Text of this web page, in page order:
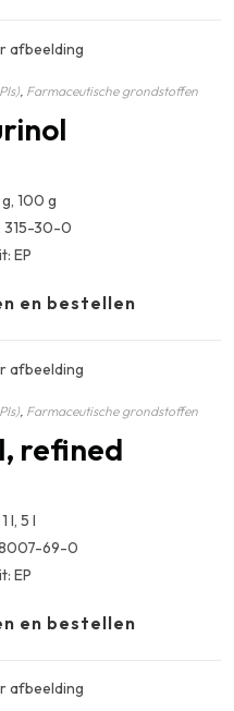
, Farmaceutische grondstoffen
100 g
315-30-0
EP
en bestellen
, Farmaceutische grondstoffen
refined
l, 5 l
8007-69-0
EP
en bestellen